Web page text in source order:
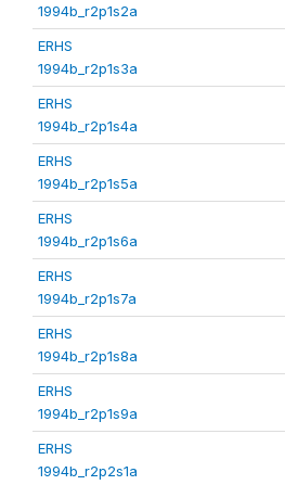
1994b_r2p1s2a
ERHS
1994b_r2p1s3a
ERHS
1994b_r2p1s4a
ERHS
1994b_r2p1s5a
ERHS
1994b_r2p1s6a
ERHS
1994b_r2p1s7a
ERHS
1994b_r2p1s8a
ERHS
1994b_r2p1s9a
ERHS
1994b_r2p2s1a